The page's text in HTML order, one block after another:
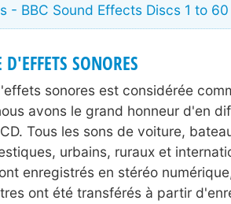
- BBC Sound Effects Discs 1 to 60
SONORES
sonores est considérée
avons le grand honneur d'en
Tous les sons de voiture,
urbains, ruraux et
enregistrés en stéréo
ont été transférés à partir